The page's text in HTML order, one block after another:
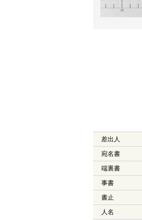
差出人
宛名書
端裏書
事書
書止
人名